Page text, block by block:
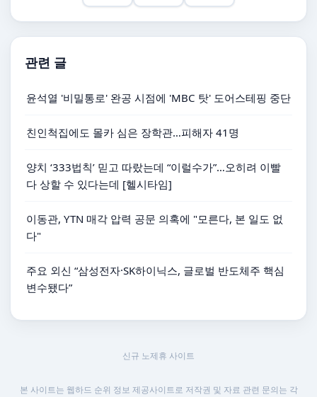
관련 글
윤석열 '비밀통로' 완공 시점에 'MBC 탓' 도어스테핑 중단
친인척집에도 몰카 심은 장학관…피해자 41명
양치 ‘333법칙’ 믿고 따랐는데 “이럴수가”…오히려 이빨
다 상할 수 있다는데 [헬시타임]
이동관, YTN 매각 압력 공문 의혹에 "모른다, 본 일도 없
다"
주요 외신 “삼성전자·SK하이닉스, 글로벌 반도체주 핵심
변수됐다”
신규 노제휴 사이트
본 사이트는 웹하드 순위 정보 제공사이트로 저작권 및 자료 관련 문의는 각